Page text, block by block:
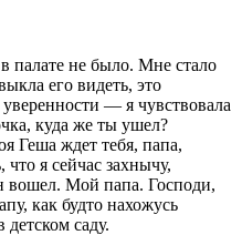
палате не было. Мне стало
его видеть, это
— я чувствовала
куда же ты ушел?
Геша ждет тебя, папа,
я сейчас захнычу,
вошел. Мой папа. Господи,
как будто нахожусь
саду.